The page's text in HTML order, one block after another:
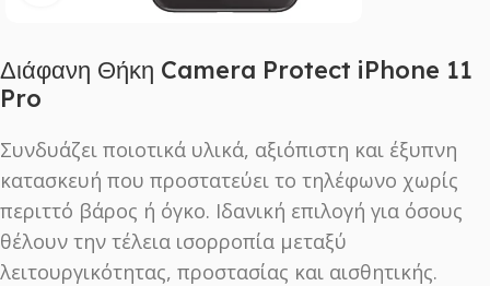
Διάφανη Θήκη Camera Protect iPhone 11
Pro
Συνδυάζει ποιοτικά υλικά, αξιόπιστη και έξυπνη
κατασκευή που προστατεύει το τηλέφωνο χωρίς
περιττό βάρος ή όγκο. Ιδανική επιλογή για όσους
θέλουν την τέλεια ισορροπία μεταξύ
λειτουργικότητας, προστασίας και αισθητικής.